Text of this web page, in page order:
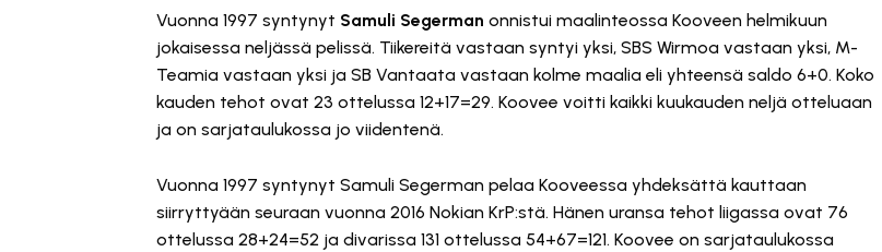
Vuonna 1997 syntynyt Samuli Segerman onnistui maalinteossa Kooveen helmikuun
jokaisessa neljässä pelissä. Tiikereitä vastaan syntyi yksi, SBS Wirmoa vastaan yksi, M-
Teamia vastaan yksi ja SB Vantaata vastaan kolme maalia eli yhteensä saldo 6+0. Koko
kauden tehot ovat 23 ottelussa 12+17=29. Koovee voitti kaikki kuukauden neljä otteluaan
ja on sarjataulukossa jo viidentenä.
Vuonna 1997 syntynyt Samuli Segerman pelaa Kooveessa yhdeksättä kauttaan
siirryttyään seuraan vuonna 2016 Nokian KrP:stä. Hänen uransa tehot liigassa ovat 76
ottelussa 28+24=52 ja divarissa 131 ottelussa 54+67=121. Koovee on sarjataulukossa